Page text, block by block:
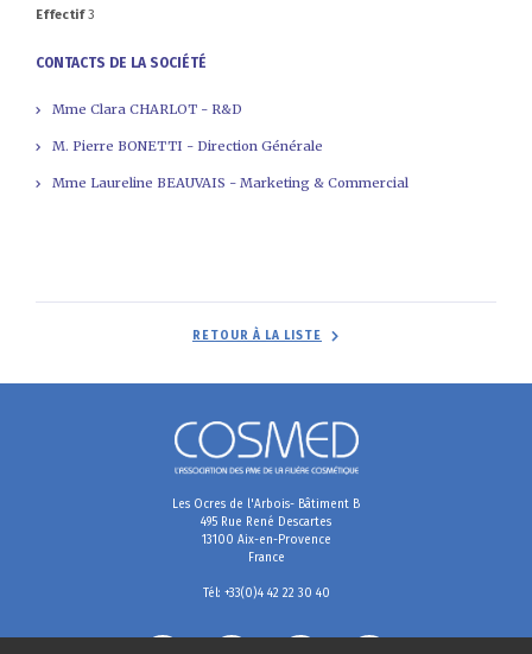
Effectif3
CONTACTS DE LA SOCIÉTÉ
Mme Clara CHARLOT - R&D
M. Pierre BONETTI - Direction Générale
Mme Laureline BEAUVAIS - Marketing & Commercial
RETOUR À LA LISTE
Les Ocres de l'Arbois- Bâtiment B
495 Rue René Descartes
13100 Aix-en-Provence
France
Tél: +33(0)4 42 22 30 40